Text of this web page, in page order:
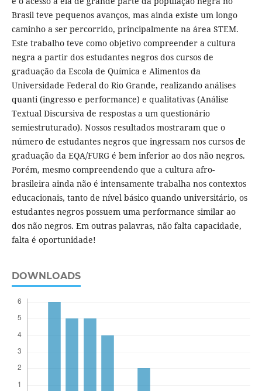
Brasil teve pequenos avanços, mas ainda existe um longo
caminho a ser percorrido, principalmente na área STEM.
Este trabalho teve como objetivo compreender a cultura
negra a partir dos estudantes negros dos cursos de
graduação da Escola de Química e Alimentos da
Universidade Federal do Rio Grande, realizando análises
quanti (ingresso e performance) e qualitativas (Análise
Textual Discursiva de respostas a um questionário
semiestruturado). Nossos resultados mostraram que o
número de estudantes negros que ingressam nos cursos de
graduação da EQA/FURG é bem inferior ao dos não negros.
Porém, mesmo compreendendo que a cultura afro-
brasileira ainda não é intensamente trabalha nos contextos
educacionais, tanto de nível básico quando universitário, os
estudantes negros possuem uma performance similar ao
dos não negros. Em outras palavras, não falta capacidade,
falta é oportunidade!
DOWNLOADS